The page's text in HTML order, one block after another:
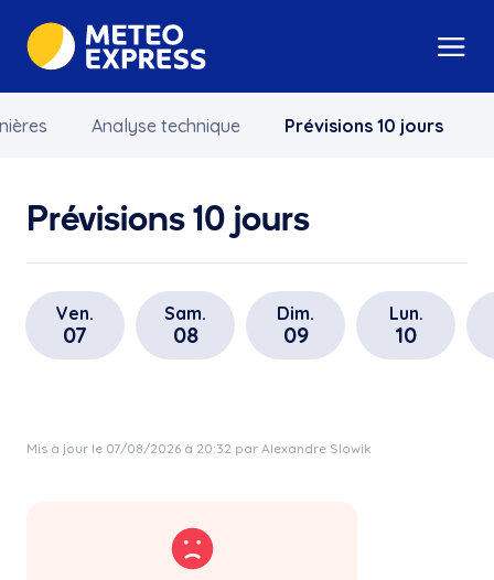
Analyse technique Prévisions 10 jours
Prévisions 10 jours
Ven.
07
Sam.
08
Dim.
09
Lun.
10
Mis à jour le 07/08/2026 à 20:32 par Alexandre Slowik